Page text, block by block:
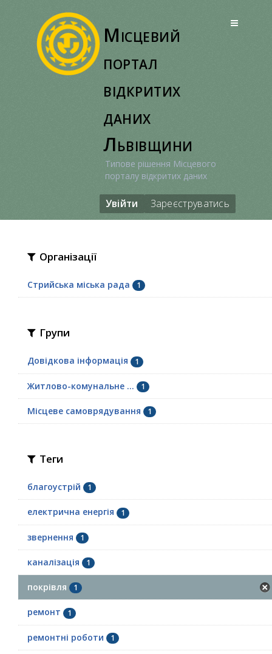
Місцевий
портал
відкритих
даних
Львівщини
Типове рішення Місцевого
порталу відкритих даних
Увійти Зареєструватись
Організації
Стрийська міська рада 1
Групи
Довідкова інформація 1
Житлово-комунальне ... 1
Місцеве самоврядування 1
Теги
благоустрій 1
електрична енергія 1
звернення 1
каналізація 1
покрівля 1
ремонт 1
ремонтні роботи 1